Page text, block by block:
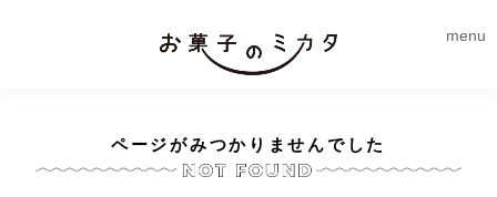
menu
ページがみつかりませんでした